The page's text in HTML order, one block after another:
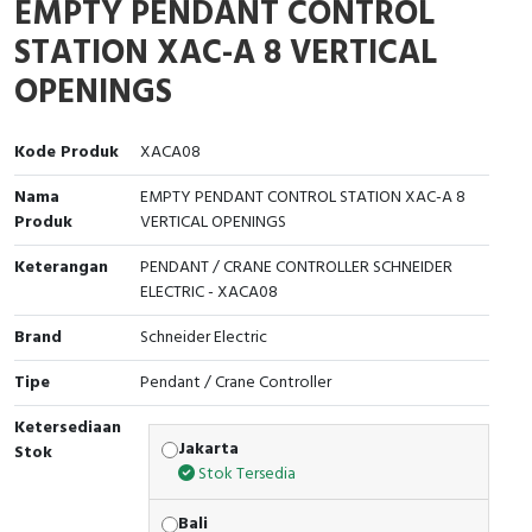
Interactive Flat Panel (IFP)
Extension Power Socket
EcoStruxure Terminal Expert
Pendant / Crane Controller
Panel Kendali
Flash Buzzers
Potensiometer
Joystick Controller
Foot Switch
Tower Light
Accessories
Exlhoist / Wireless Crane Controller
Terminal Block
Engsel / Hinge
Busbar
Junction Box
Motion Sensors
Accessories
Accessories Elektrikal
Inverter
FRENIC
Accessories
Digistart
Testers
Compact Data Loggers
EMPTY PENDANT CONTROL
STATION XAC-A 8 VERTICAL
OPENINGS
Kode Produk
XACA08
Nama
Produk
EMPTY PENDANT CONTROL STATION XAC-A 8
VERTICAL OPENINGS
Keterangan
PENDANT / CRANE CONTROLLER SCHNEIDER
ELECTRIC - XACA08
Brand
Schneider Electric
Tipe
Pendant / Crane Controller
Ketersediaan
Stok
Jakarta
Stok Tersedia
Bali